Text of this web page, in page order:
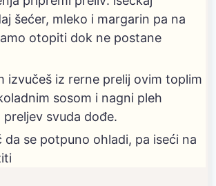
šećer, mleko i margarin pa na
otopiti dok ne postane
izvučeš iz rerne prelij ovim toplim
sosom i nagni pleh
preljev svuda dođe.
da se potpuno ohladi, pa iseći na